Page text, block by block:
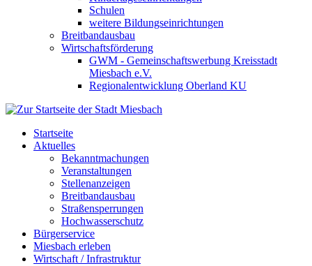
Schulen
weitere Bildungseinrichtungen
Breitbandausbau
Wirtschaftsförderung
GWM - Gemeinschaftswerbung Kreisstadt
Miesbach e.V.
Regionalentwicklung Oberland KU
Startseite
Aktuelles
Bekanntmachungen
Veranstaltungen
Stellenanzeigen
Breitbandausbau
Straßensperrungen
Hochwasserschutz
Bürgerservice
Miesbach erleben
Wirtschaft / Infrastruktur